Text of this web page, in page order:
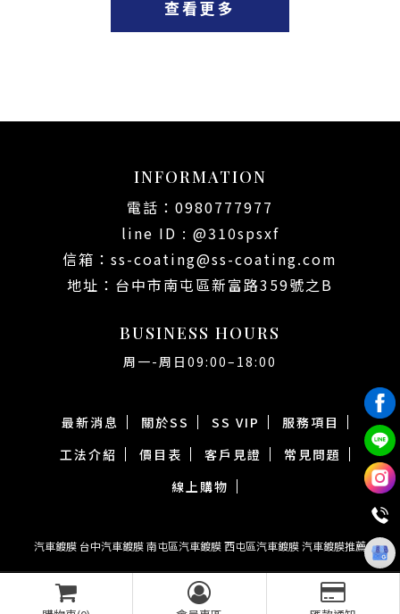
查看更多
INFORMATION
0980777977
line ID : @310spsxf
ss-coating@ss-coating.com
台中市南屯區新富路359號之B
BUSINESS HOURS
周一-周日09:00–18:00
最新消息 關於SS SS VIP
服務項目
工法介紹
價目表 客戶見證
常見問題
線上購物
汽車鍍膜 台中汽車鍍膜南屯區汽車鍍膜西屯區汽車鍍膜汽車鍍膜推薦
揚京快客Copyright © 2026
累積人氣: 64604